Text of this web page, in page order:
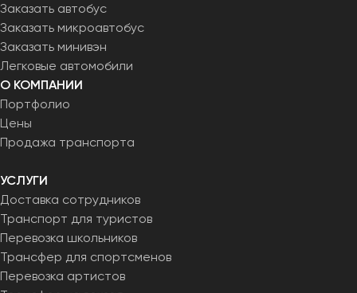
Заказать автобус
Заказать микроавтобус
Заказать минивэн
Легковые автомобили
О КОМПАНИИ
Портфолио
Цены
Продажа транспорта
УСЛУГИ
Доставка сотрудников
Транспорт для туристов
Перевозка школьников
Трансфер для спортсменов
Перевозка артистов